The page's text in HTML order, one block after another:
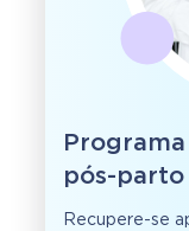
pós-parto
Recupere-se